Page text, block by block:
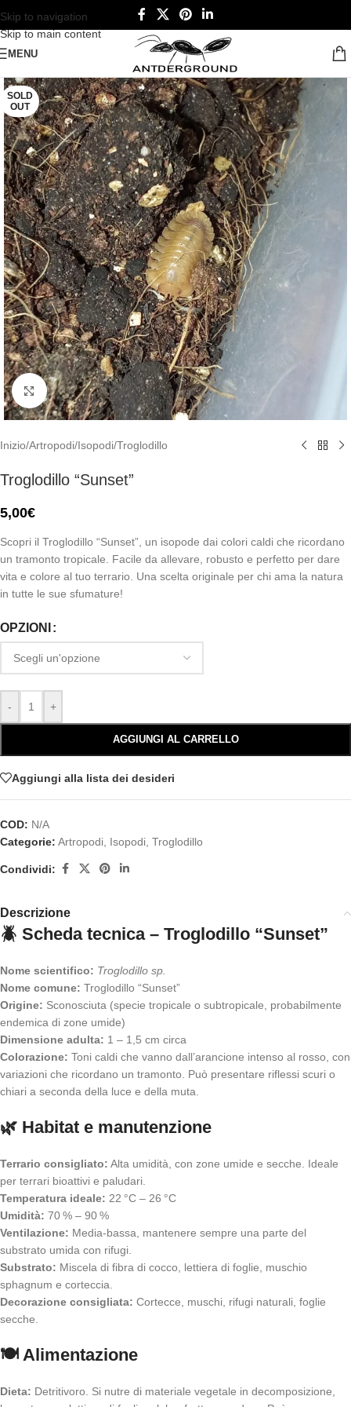
Skip to navigation
Skip to main content
MENU
SOLD
OUT
Click to enlarge
Inizio/Artropodi/Isopodi/Troglodillo
Troglodillo “Sunset”
5,00€
Scopri il Troglodillo “Sunset”, un isopode dai colori caldi che ricordano
un tramonto tropicale. Facile da allevare, robusto e perfetto per dare
vita e colore al tuo terrario. Una scelta originale per chi ama la natura
in tutte le sue sfumature!
OPZIONI
- +
AGGIUNGI AL CARRELLO
Aggiungi alla lista dei desideri
COD: N/A
Categorie: Artropodi, Isopodi, Troglodillo
Condividi:
Descrizione
🪲 Scheda tecnica – Troglodillo “Sunset”
Nome scientifico: Troglodillo sp.
Nome comune: Troglodillo “Sunset”
Origine: Sconosciuta (specie tropicale o subtropicale, probabilmente
endemica di zone umide)
Dimensione adulta: 1 – 1,5 cm circa
Colorazione: Toni caldi che vanno dall’arancione intenso al rosso, con
variazioni che ricordano un tramonto. Può presentare riflessi scuri o
chiari a seconda della luce e della muta.
🌿 Habitat e manutenzione
Terrario consigliato: Alta umidità, con zone umide e secche. Ideale
per terrari bioattivi e paludari.
Temperatura ideale: 22 °C – 26 °C
Umidità: 70 % – 90 %
Ventilazione: Media-bassa, mantenere sempre una parte del
substrato umida con rifugi.
Substrato: Miscela di fibra di cocco, lettiera di foglie, muschio
sphagnum e corteccia.
Decorazione consigliata: Cortecce, muschi, rifugi naturali, foglie
secche.
🍽️ Alimentazione
Dieta: Detritivoro. Si nutre di materiale vegetale in decomposizione,